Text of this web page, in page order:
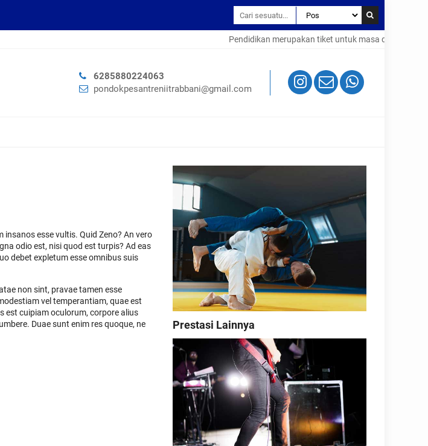
Pendidikan merupakan tiket untuk masa depan. Hari
6285880224063
pondokpesantreniitrabbani@gmail.com
esse vultis. Quid Zeno? An vero
odio est, nisi quod est turpis? Ad eas
debet expletum esse omnibus suis
non sint, pravae tamen esse
vel temperantiam, quae est
est cuipiam oculorum, corpore alius
Duae sunt enim res quoque, ne
Prestasi Lainnya